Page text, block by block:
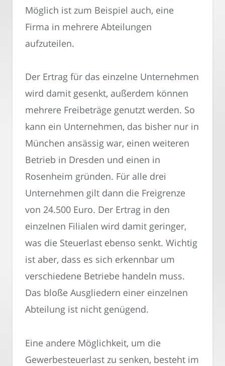
Möglich ist zum Beispiel auch, eine
Firma in mehrere Abteilungen
aufzuteilen.
Der Ertrag für das einzelne Unternehmen
wird damit gesenkt, außerdem können
mehrere Freibeträge genutzt werden. So
kann ein Unternehmen, das bisher nur in
München ansässig war, einen weiteren
Betrieb in Dresden und einen in
Rosenheim gründen. Für alle drei
Unternehmen gilt dann die Freigrenze
von 24.500 Euro. Der Ertrag in den
einzelnen Filialen wird damit geringer,
was die Steuerlast ebenso senkt. Wichtig
ist aber, dass es sich erkennbar um
verschiedene Betriebe handeln muss.
Das bloße Ausgliedern einer einzelnen
Abteilung ist nicht genügend.
Eine andere Möglichkeit, um die
Gewerbesteuerlast zu senken, besteht im